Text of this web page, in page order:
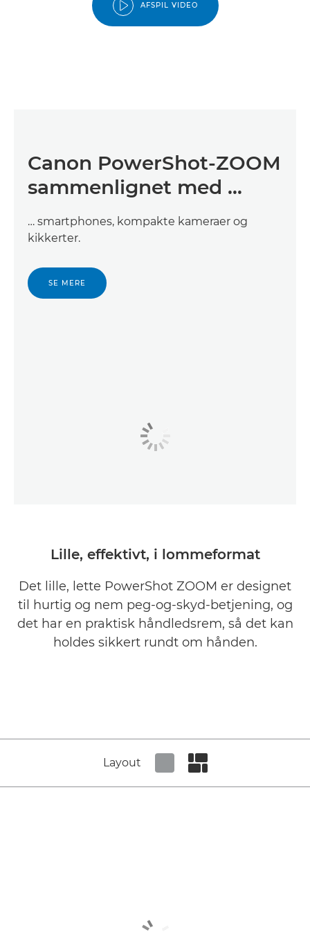
AFSPIL VIDEO
Canon PowerShot-ZOOM
sammenlignet med …
… smartphones, kompakte kameraer og
kikkerter.
SE MERE
Lille, effektivt, i lommeformat
Det lille, lette PowerShot ZOOM er designet
til hurtig og nem peg-og-skyd-betjening, og
det har en praktisk håndledsrem, så det kan
holdes sikkert rundt om hånden.
Layout